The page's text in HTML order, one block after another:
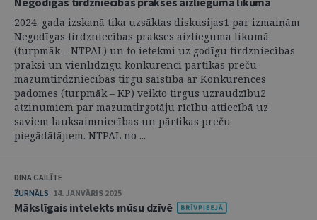
2024. gada izskaņā tika uzsāktas diskusijas1 par izmaiņām
Negodīgas tirdzniecības prakses aizlieguma likumā
(turpmāk – NTPAL) un to ietekmi uz godīgu tirdzniecības
praksi un vienlīdzīgu konkurenci pārtikas preču
mazumtirdzniecības tirgū saistībā ar Konkurences
padomes (turpmāk – KP) veikto tirgus uzraudzību2
atzinumiem par mazumtirgotāju rīcību attiecībā uz
saviem lauksaimniecības un pārtikas preču
piegādātājiem. NTPAL no ...
DINA GAILĪTE
ŽURNĀLS 14. JANVĀRIS 2025
Mākslīgais intelekts mūsu dzīvē